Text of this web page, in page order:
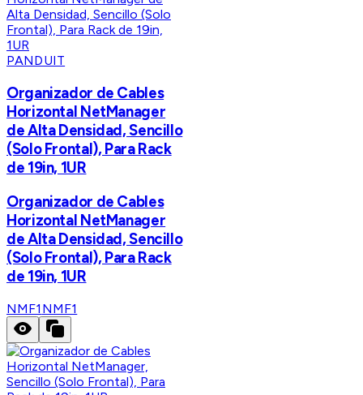
PANDUIT
Organizador de Cables
Horizontal NetManager
de Alta Densidad, Sencillo
(Solo Frontal), Para Rack
de 19in, 1UR
Organizador de Cables
Horizontal NetManager
de Alta Densidad, Sencillo
(Solo Frontal), Para Rack
de 19in, 1UR
NMF1 NMF1